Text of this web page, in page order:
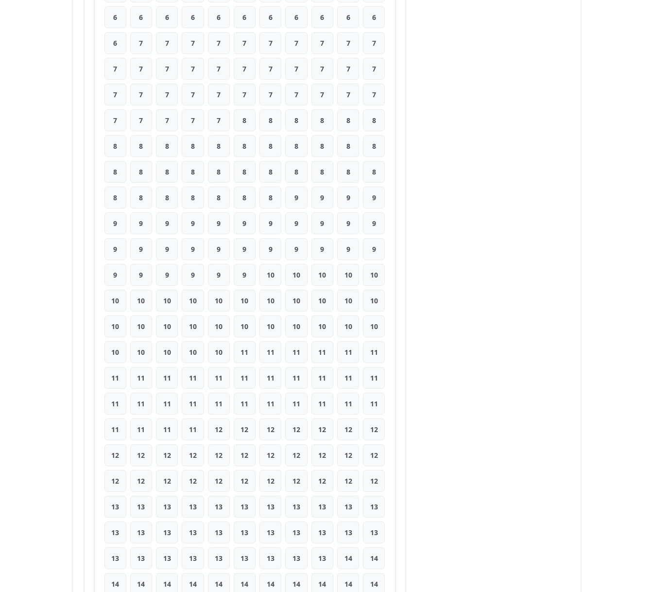
6 6 6 6 6 6 6 6 6 6 6
6 7 7 7 7 7 7 7 7 7 7
7 7 7 7 7 7 7 7 7 7 7
7 7 7 7 7 7 7 7 7 7 7
7 7 7 7 7 8 8 8 8 8 8
8 8 8 8 8 8 8 8 8 8 8
8 8 8 8 8 8 8 8 8 8 8
8 8 8 8 8 8 8 9 9 9 9
9 9 9 9 9 9 9 9 9 9 9
9 9 9 9 9 9 9 9 9 9 9
9 9 9 9 9 9 10 10 10 10 10
10 10 10 10 10 10 10 10 10 10 10
10 10 10 10 10 10 10 10 10 10 10
10 10 10 10 10 11 11 11 11 11 11
11 11 11 11 11 11 11 11 11 11 11
11 11 11 11 11 11 11 11 11 11 11
11 11 11 11 12 12 12 12 12 12 12
12 12 12 12 12 12 12 12 12 12 12
12 12 12 12 12 12 12 12 12 12 12
13 13 13 13 13 13 13 13 13 13 13
13 13 13 13 13 13 13 13 13 13 13
13 13 13 13 13 13 13 13 13 14 14
14 14 14 14 14 14 14 14 14 14 14